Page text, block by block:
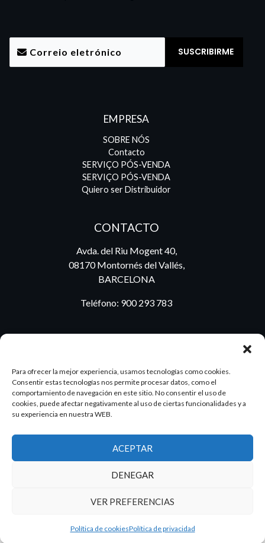
Para ofrecer la mejor experiencia, usamos tecnologías como cookies.
Consentir estas tecnologías nos permite procesar datos, como el
comportamiento de navegación en este sitio. No consentir el uso de
cookies, puede afectar negativamente al uso de ciertas funcionalidades y a
su experiencia en nuestra WEB.
ACEPTAR
DENEGAR
VER PREFERENCIAS
Política de cookiesPolítica de privacidad
EMPRESA
SOBRE NÓS
Contacto
SERVIÇO PÓS-VENDA
SERVIÇO PÓS-VENDA
Quiero ser Distribuidor
CONTACTO
Avda. del Riu Mogent 40,
08170 Montornés del Vallés,
BARCELONA
Teléfono: 900 293 783
2026 Dake. Todos los derechos reservados.